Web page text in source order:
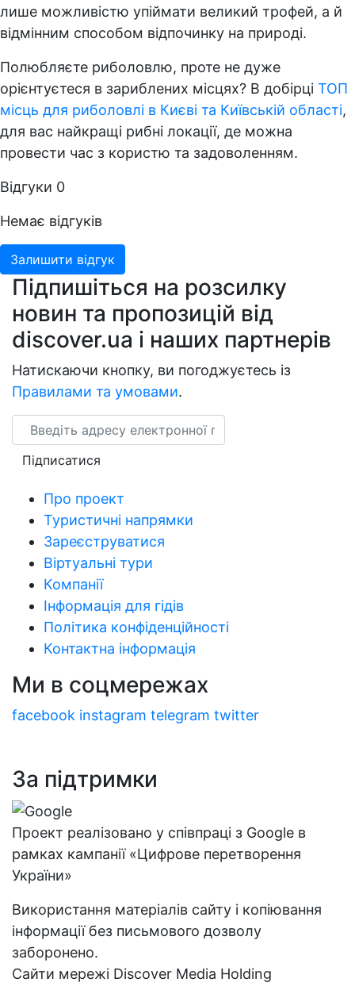
лише можливістю упіймати великий трофей, а й
відмінним способом відпочинку на природі.
Полюбляєте риболовлю, проте не дуже
орієнтуєтеся в зариблених місцях? В добірці ТОП
місць для риболовлі в Києві та Київській області,
для вас найкращі рибні локації, де можна
провести час з користю та задоволенням.
Відгуки 0
Немає відгуків
Залишити відгук
Підпишіться на розсилку
новин та пропозицій від
discover.ua і наших партнерів
Натискаючи кнопку, ви погоджуєтесь із
Правилами та умовами.
Email
Підписатися
Про проект
Туристичні напрямки
Зареєструватися
Віртуальні тури
Компанії
Інформація для гідів
Політика конфіденційності
Контактна інформація
Ми в соцмережах
facebook instagram telegram twitter
За підтримки
Проект реалізовано у співпраці з Google в
рамках кампанії «Цифрове перетворення
України»
Використання матеріалів сайту і копіювання
інформації без письмового дозволу
заборонено.
Сайти мережі Discover Media Holding